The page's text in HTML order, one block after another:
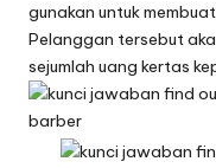
gunakan untuk
Pelanggan tersebut
sejumlah uang kertas